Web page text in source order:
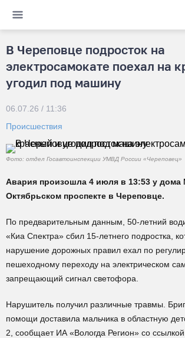
В Череповце подросток на
электросамокате поехал на
угодил под машину
06.07.26 / 11:36
Происшествия
Фото: отдел Госавтоинспекции УМВД России «Череповец»
Авария произошла 4 июля в 13:53 у дома
Октябрьском проспекте в Череповце.
По предварительным данным, 50-летний
«Киа Спектра» сбил 15-летнего подростка,
нарушение дорожных правил ехал по
пешеходному переходу на электрическом
запрещающий сигнал светофора.
Нарушитель получил различные травмы.
помощи доставила мальчика в областную
2, сообщает ИА «Вологда Регион» со ссылкой